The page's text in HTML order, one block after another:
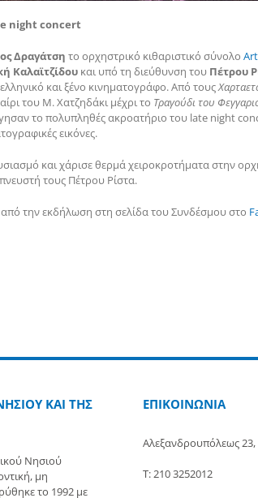
night concert
Δραγάτση το ορχηστρικό κιθαριστικό σύνολο
Καλαϊτζίδου και υπό τη διεύθυνση του Πέτρου
και ξένο κινηματογράφο. Από τους
του Μ. Χατζηδάκι μέχρι το Τραγούδι του
το πολυπληθές ακροατήριο του late night
εικόνες.
και χάρισε θερμά χειροκροτήματα στην
τους Πέτρου Ρίστα.
από την εκδήλωση στη σελίδα του Συνδέσμου στο
ΚΑΙ ΤΗΣ
Νησιού
μη
το 1992 με
ΕΠΙΚΟΙΝΩΝΙΑ
Αλεξανδρουπόλεως
Τ: 210 3252012